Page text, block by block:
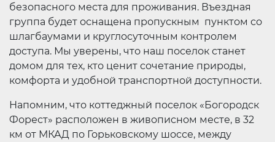
безопасного места для проживания. Въездная
группа будет оснащена пропускным пунктом со
шлагбаумами и круглосуточным контролем
доступа. Мы уверены, что наш поселок станет
домом для тех, кто ценит сочетание природы,
комфорта и удобной транспортной доступности.
Напомним, что коттеджный поселок «Богородск
Форест» расположен в живописном месте, в 32
км от МКАД по Горьковскому шоссе, между